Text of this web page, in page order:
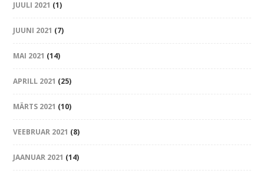
JUULI 2021 (1)
JUUNI 2021 (7)
MAI 2021 (14)
APRILL 2021 (25)
MÄRTS 2021 (10)
VEEBRUAR 2021 (8)
JAANUAR 2021 (14)